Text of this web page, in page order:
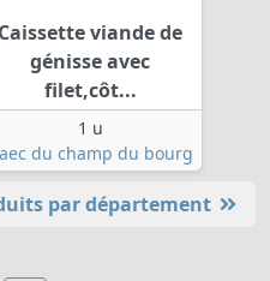
Caissette viande de
génisse avec
filet,côt...
1 u
du champ du bourg
par département